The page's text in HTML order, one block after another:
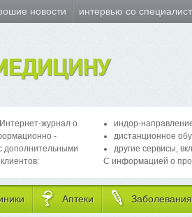
новости интервью со
журнал о
-
дополнительными
индор-
дистанционное
другие сервисы,
С информацией о
Аптеки Заболевания